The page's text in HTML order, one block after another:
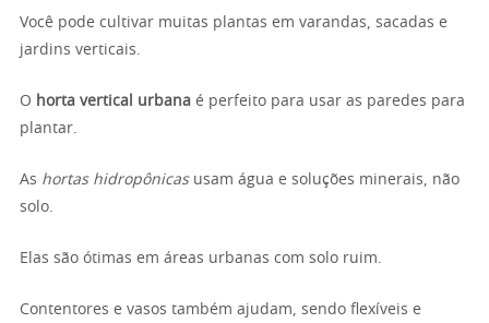
Você pode cultivar muitas plantas em varandas, sacadas e
jardins verticais.
O horta vertical urbana é perfeito para usar as paredes para
plantar.
As hortas hidropônicasusam água e soluções minerais, não
solo.
Elas são ótimas em áreas urbanas com solo ruim.
Contentores e vasos também ajudam, sendo flexíveis e